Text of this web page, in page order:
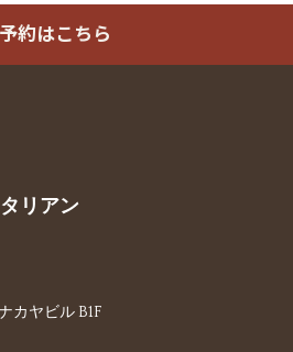
約はこちら
リアン
カヤビル B1F